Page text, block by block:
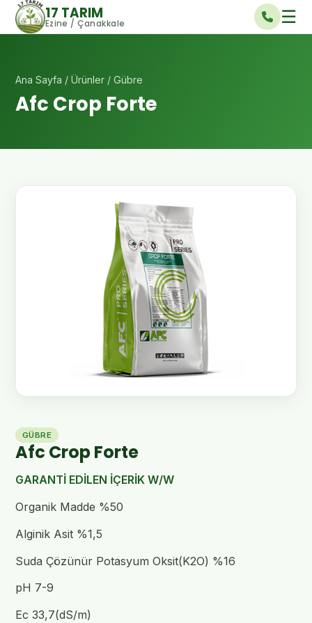
17 TARIM
Ezine / Çanakkale ☰
Ana Sayfa / Ürünler / Gübre
Afc Crop Forte
GÜBRE
Afc Crop Forte
GARANTİ EDİLEN İÇERİK W/W
Organik Madde %50
Alginik Asit %1,5
Suda Çözünür Potasyum Oksit(K2O) %16
pH 7-9
Ec 33,7(dS/m)